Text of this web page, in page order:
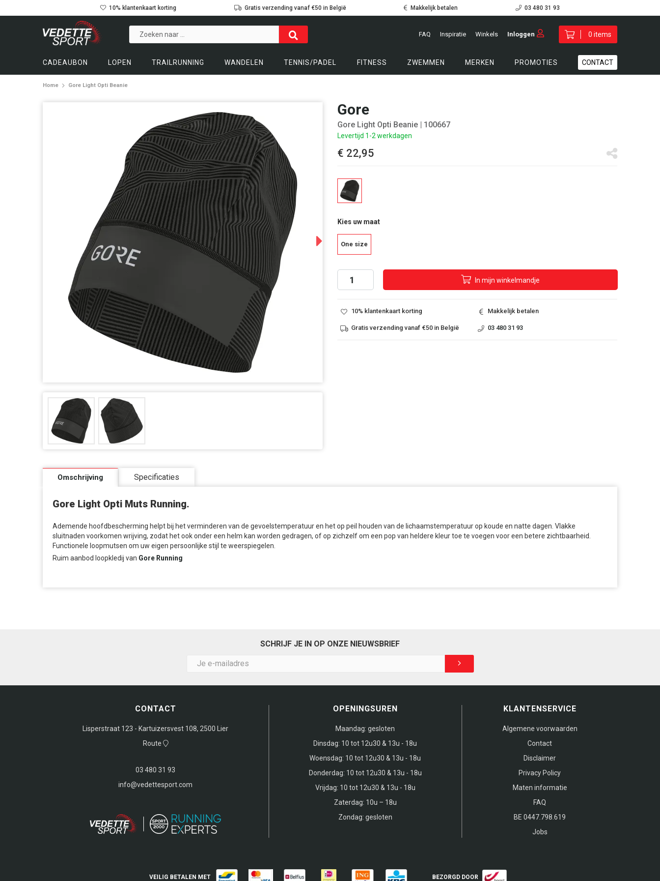
10% klantenkaart korting Gratis verzending vanaf €50 in België Makkelijk betalen 03 480 31 93
FAQ Inspiratie Winkels Inloggen 0 items
CADEAUBON LOPEN TRAILRUNNING WANDELEN TENNIS/PADEL FITNESS ZWEMMEN MERKEN PROMOTIES CONTACT
Home Gore Light Opti Beanie
Gore
Gore Light Opti Beanie | 100667
Levertijd 1-2 werkdagen
€ 22,95
Kies uw maat
One size
In mijn winkelmandje
10% klantenkaart korting
Gratis verzending vanaf €50 in België
Makkelijk betalen
03 480 31 93
Omschrijving Specificaties
Gore Light Opti Muts Running.
Ademende hoofdbescherming helpt bij het verminderen van de gevoelstemperatuur en het op peil houden van de lichaamstemperatuur op koude en natte dagen. Vlakke
sluitnaden voorkomen wrijving, zodat het ook onder een helm kan worden gedragen, of op zichzelf om een pop van heldere kleur toe te voegen voor een betere zichtbaarheid.
Functionele loopmutsen om uw eigen persoonlijke stijl te weerspiegelen.
Ruim aanbod loopkledij van Gore Running
SCHRIJF JE IN OP ONZE NIEUWSBRIEF
CONTACT
Lisperstraat 123 - Kartuizersvest 108, 2500 Lier
Route
03 480 31 93
info@vedettesport.com
OPENINGSUREN
Maandag: gesloten
Dinsdag: 10 tot 12u30 & 13u - 18u
Woensdag: 10 tot 12u30 & 13u - 18u
Donderdag: 10 tot 12u30 & 13u - 18u
Vrijdag: 10 tot 12u30 & 13u - 18u
Zaterdag: 10u – 18u
Zondag: gesloten
KLANTENSERVICE
Algemene voorwaarden
Contact
Disclaimer
Privacy Policy
Maten informatie
FAQ
BE 0447.798.619
Jobs
VEILIG BETALEN MET BEZORGD DOOR